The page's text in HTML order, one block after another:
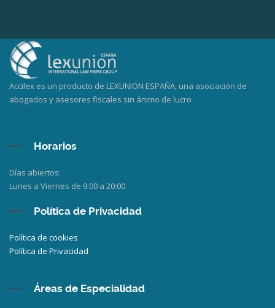
Accilex es un producto de LEXUNION ESPAÑA, una asociación de
abogados y asesores fiscales sin ánimo de lucro
Horarios
Días abiertos:
Lunes a Viernes de 9:00 a 20:00
Política de Privacidad
Política de cookies
Política de Privacidad
Áreas de Especialidad